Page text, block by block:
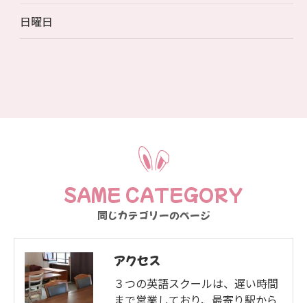
日曜日
同じカテゴリーのページ
SAME CATEGORY
アクセス
３つの英語スクールは、遅い時間
まで営業しており、最寄り駅から